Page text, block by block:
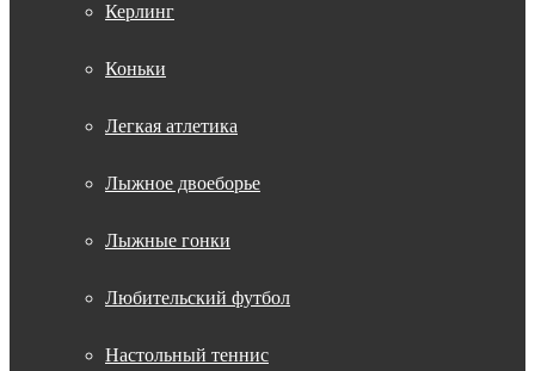
Керлинг
Коньки
Легкая атлетика
Лыжное двоеборье
Лыжные гонки
Любительский футбол
Настольный теннис